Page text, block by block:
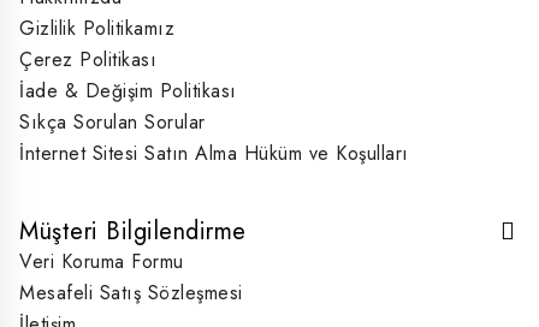
Gizlilik Politikamız
Çerez Politikası
İade & Değişim Politikası
Sıkça Sorulan Sorular
İnternet Sitesi Satın Alma Hüküm ve Koşulları
Müşteri Bilgilendirme
Veri Koruma Formu
Mesafeli Satış Sözleşmesi